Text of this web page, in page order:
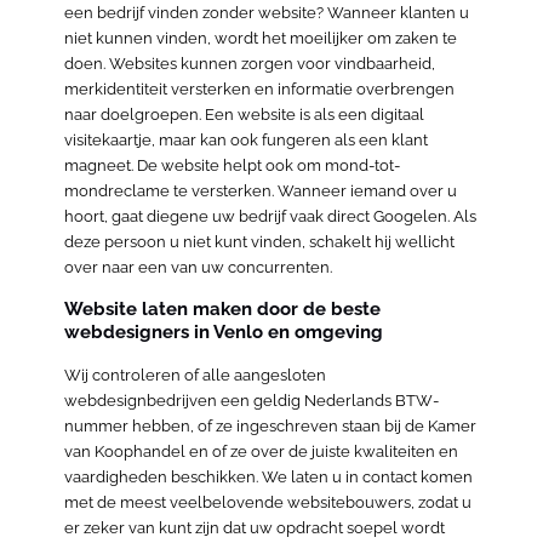
een bedrijf vinden zonder website? Wanneer klanten u
niet kunnen vinden, wordt het moeilijker om zaken te
doen. Websites kunnen zorgen voor vindbaarheid,
merkidentiteit versterken en informatie overbrengen
naar doelgroepen. Een website is als een digitaal
visitekaartje, maar kan ook fungeren als een klant
magneet. De website helpt ook om mond-tot-
mondreclame te versterken. Wanneer iemand over u
hoort, gaat diegene uw bedrijf vaak direct Googelen. Als
deze persoon u niet kunt vinden, schakelt hij wellicht
over naar een van uw concurrenten.
Website laten maken door de beste
webdesigners in Venlo en omgeving
Wij controleren of alle aangesloten
webdesignbedrijven een geldig Nederlands BTW-
nummer hebben, of ze ingeschreven staan bij de Kamer
van Koophandel en of ze over de juiste kwaliteiten en
vaardigheden beschikken. We laten u in contact komen
met de meest veelbelovende websitebouwers, zodat u
er zeker van kunt zijn dat uw opdracht soepel wordt